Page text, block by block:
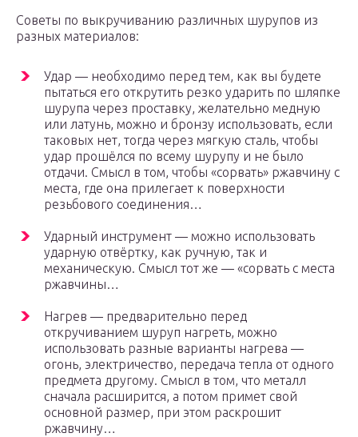
Советы по выкручиванию различных шурупов из
разных материалов:
Удар — необходимо перед тем, как вы будете
пытаться его открутить резко ударить по шляпке
шурупа через проставку, желательно медную
или латунь, можно и бронзу использовать, если
таковых нет, тогда через мягкую сталь, чтобы
удар прошёлся по всему шурупу и не было
отдачи. Смысл в том, чтобы «сорвать» ржавчину с
места, где она прилегает к поверхности
резьбового соединения…
Ударный инструмент — можно использовать
ударную отвёртку, как ручную, так и
механическую. Смысл тот же — «сорвать с места
ржавчины…
Нагрев — предварительно перед
откручиванием шуруп нагреть, можно
использовать разные варианты нагрева —
огонь, электричество, передача тепла от одного
предмета другому. Смысл в том, что металл
сначала расширится, а потом примет свой
основной размер, при этом раскрошит
ржавчину…